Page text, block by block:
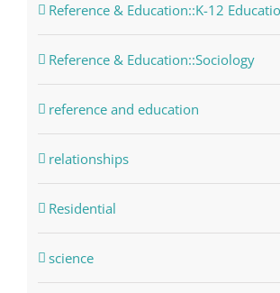
Reference & Education::K-12
Reference & Education::Sociology
reference and education
relationships
Residential
science